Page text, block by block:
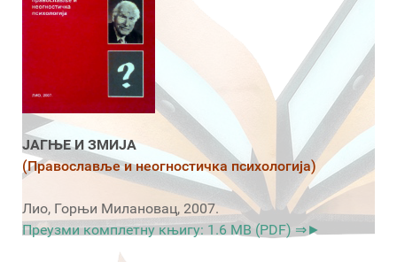
ЈАГЊЕ И ЗМИЈА
(Православље и неогностичка психологија)
Лио, Горњи Милановац, 2007.
Преузми комплетну књигу: 1.6 MB (PDF) ⇒►